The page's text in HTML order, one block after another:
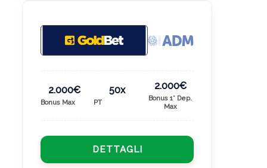
2.000€
Bonus Max
50x
PT
2.000€
Bonus 1° Dep.
Max
DETTAGLI